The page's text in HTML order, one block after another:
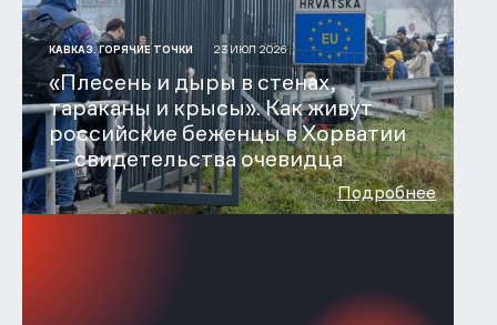
КАВКАЗ. ГОРЯЧИЕ ТОЧКИ 23 ИЮЛ 2026
«Плесень и дыры в стенах,
тараканы и крысы». Как живут
российские беженцы в Хорватии
— свидетельства очевидца
Подробнее